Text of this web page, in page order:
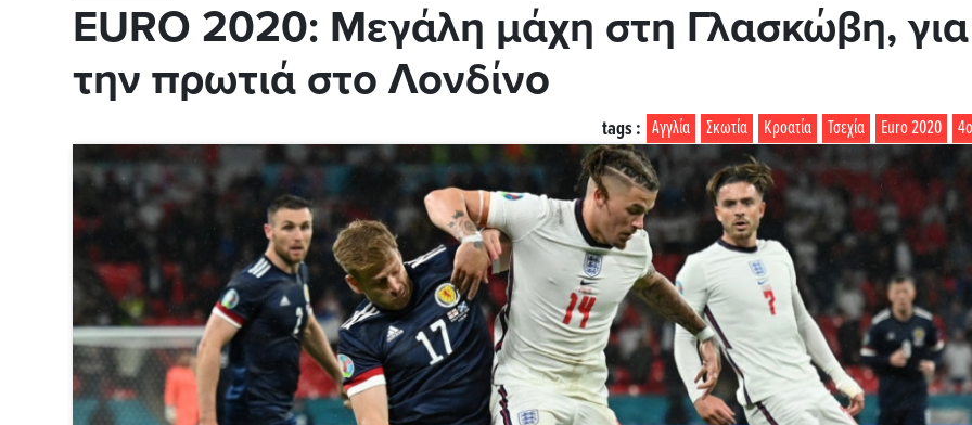
EURO 2020: Μεγάλη μάχη στη Γλασκώβη, για
την πρωτιά στο Λονδίνο
Euro 2020
Τσεχία
Κροατία
Σκωτία
Αγγλία
tags :